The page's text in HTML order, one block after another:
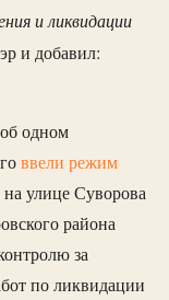
и ликвидации
и добавил:
одном
ввели режим
улице Суворова
района
за
по ликвидации